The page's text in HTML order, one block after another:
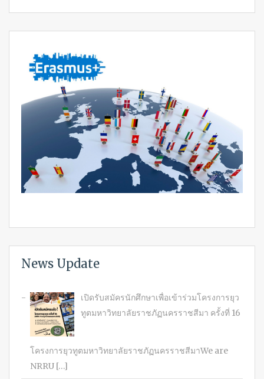
News Update
เปิดรับสมัครนักศึกษาเพื่อเข้าร่วมโครงการยุว
ทูตมหาวิทยาลัยราชภัฏนครราชสีมา ครั้งที่ 16
โครงการยุวทูตมหาวิทยาลัยราชภัฏนครราชสีมาWe are
NRRU […]